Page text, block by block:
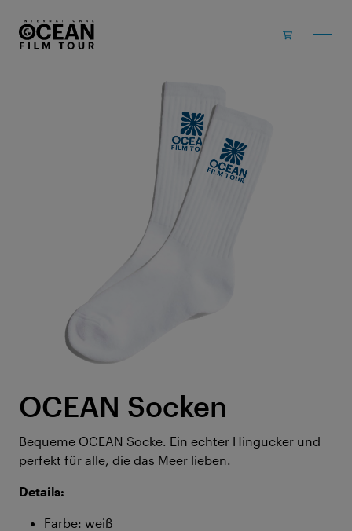
OCEAN Socken
Bequeme OCEAN Socke. Ein echter Hingucker und
perfekt für alle, die das Meer lieben.
Details:
Farbe: weiß